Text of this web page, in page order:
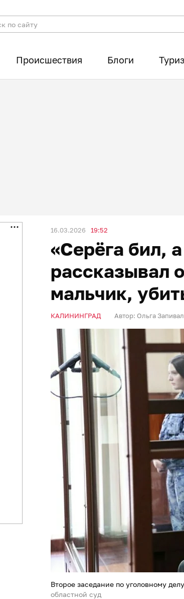
Происшествия Блоги
16.03.2026 19:52
«Серёга бил,
рассказывал
мальчик,
КАЛИНИНГРАД Автор: Ольга
Второе заседание по уголовному
областной суд